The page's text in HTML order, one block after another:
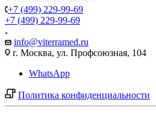
+7 (499) 229-99-69
+7 (499) 229-99-69
info@viterramed.ru
г. Москва, ул. Профсоюзная, 104
WhatsApp
Политика конфиденциальности